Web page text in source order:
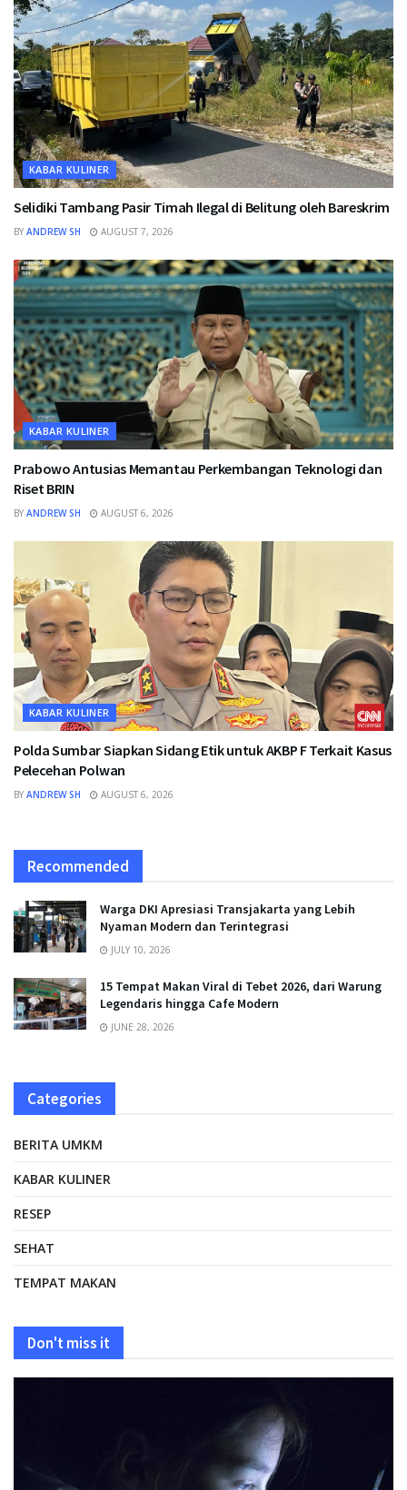
KABAR KULINER
Selidiki Tambang Pasir Timah Ilegal di Belitung oleh Bareskrim
BY ANDREW SH AUGUST 7, 2026
KABAR KULINER
Prabowo Antusias Memantau Perkembangan Teknologi dan
Riset BRIN
BY ANDREW SH AUGUST 6, 2026
KABAR KULINER
Polda Sumbar Siapkan Sidang Etik untuk AKBP F Terkait Kasus
Pelecehan Polwan
BY ANDREW SH AUGUST 6, 2026
Recommended
Warga DKI Apresiasi Transjakarta yang Lebih
Nyaman Modern dan Terintegrasi
JULY 10, 2026
15 Tempat Makan Viral di Tebet 2026, dari Warung
Legendaris hingga Cafe Modern
JUNE 28, 2026
Categories
BERITA UMKM
KABAR KULINER
RESEP
SEHAT
TEMPAT MAKAN
Don't miss it